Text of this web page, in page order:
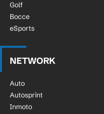
Golf
Bocce
eSports
NETWORK
Auto
Autosprint
Inmoto